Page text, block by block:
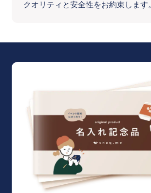
クオリティと安全性をお約束します。